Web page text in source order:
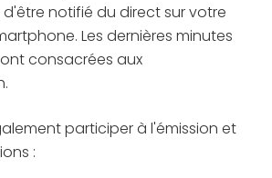
notifié du direct sur votre
Les dernières minutes
consacrées aux
participer à l'émission et
: